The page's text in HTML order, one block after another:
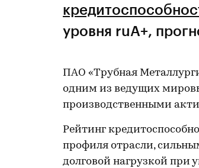
уровня ruA+,
ПАО «Трубная
одним из ведущих
производственными
Рейтинг
профиля отрасли,
долговой нагрузкой при